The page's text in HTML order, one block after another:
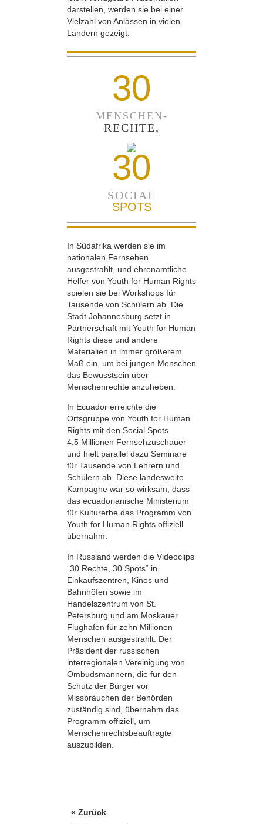
darstellen, werden sie bei einer
Vielzahl von Anlässen in vielen
Ländern gezeigt.
30
MENSCHEN-
RECHTE,
30
SOCIAL
SPOTS
In Südafrika werden sie im
nationalen Fernsehen
ausgestrahlt, und ehrenamtliche
Helfer von Youth for Human Rights
spielen sie bei Workshops für
Tausende von Schülern ab. Die
Stadt Johannesburg setzt in
Partnerschaft mit Youth for Human
Rights diese und andere
Materialien in immer größerem
Maß ein, um bei jungen Menschen
das Bewusstsein über
Menschenrechte anzuheben.
In Ecuador erreichte die
Ortsgruppe von Youth for Human
Rights mit den Social Spots
4,5 Millionen Fernsehzuschauer
und hielt parallel dazu Seminare
für Tausende von Lehrern und
Schülern ab. Diese landesweite
Kampagne war so wirksam, dass
das ecuadorianische Ministerium
für Kulturerbe das Programm von
Youth for Human Rights offiziell
übernahm.
In Russland werden die Videoclips
„30 Rechte, 30 Spots“ in
Einkaufszentren, Kinos und
Bahnhöfen sowie im
Handelszentrum von St.
Petersburg und am Moskauer
Flughafen für zehn Millionen
Menschen ausgestrahlt. Der
Präsident der russischen
interregionalen Vereinigung von
Ombudsmännern, die für den
Schutz der Bürger vor
Missbräuchen der Behörden
zuständig sind, übernahm das
Programm offiziell, um
Menschenrechtsbeauftragte
auszubilden.
« Zurück